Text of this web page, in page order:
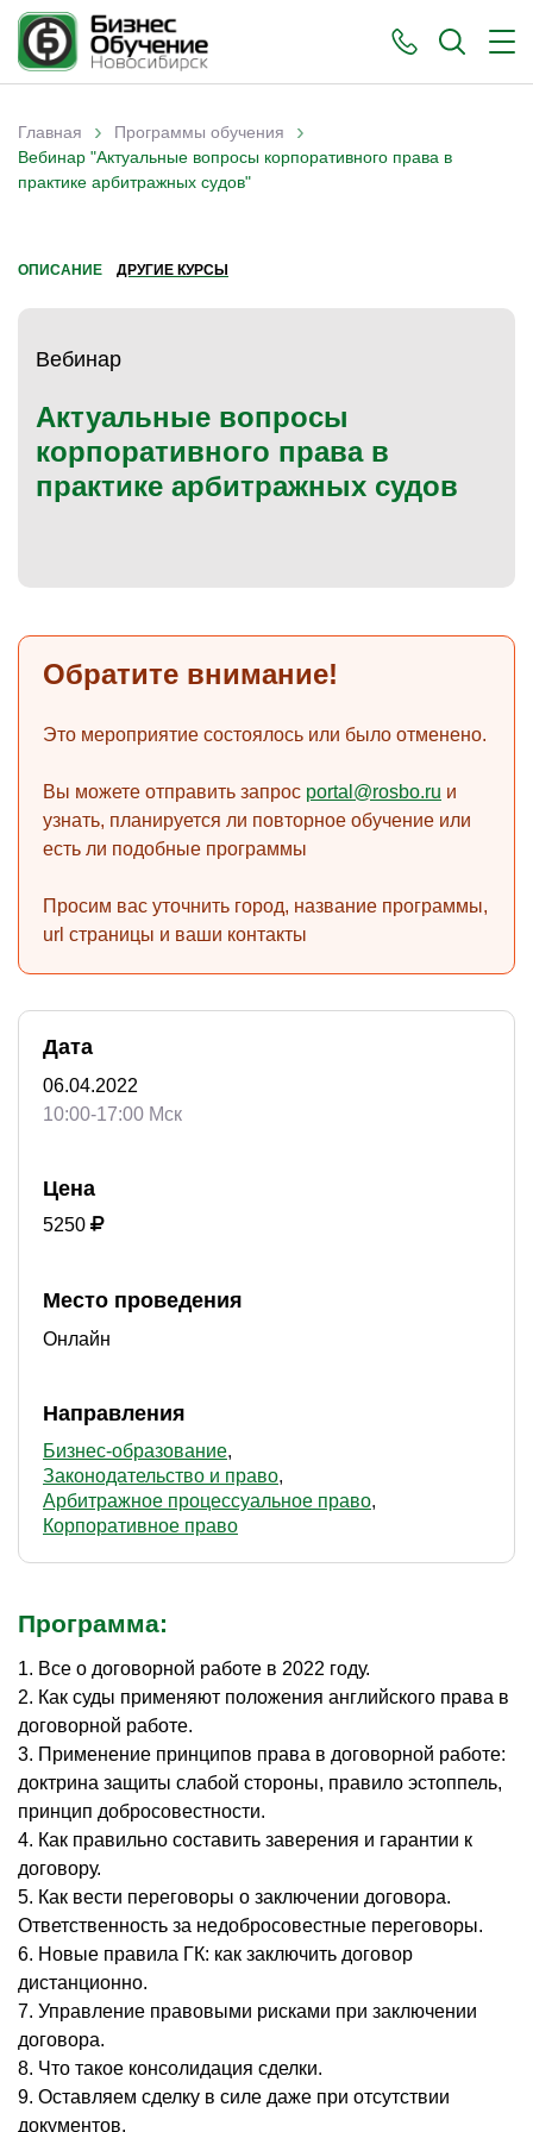
Вы здесь
Главная › Программы обучения ›
Вебинар "Актуальные вопросы корпоративного права в
практике арбитражных судов"
ОПИСАНИЕ ДРУГИЕ КУРСЫ
Вебинар
Актуальные вопросы
корпоративного права в
практике арбитражных судов
Обратите внимание!
Это мероприятие состоялось или было отменено.
Вы можете отправить запрос portal@rosbo.ru и
узнать, планируется ли повторное обучение или
есть ли подобные программы
Просим вас уточнить город, название программы,
url страницы и ваши контакты
Дата
06.04.2022
10:00-17:00 Мск
Цена
5250
Место проведения
Онлайн
Направления
Бизнес-образование
Законодательство и право
Арбитражное процессуальное право
Корпоративное право
Программа:
1. Все о договорной работе в 2022 году.
2. Как суды применяют положения английского права в
договорной работе.
3. Применение принципов права в договорной работе:
доктрина защиты слабой стороны, правило эстоппель,
принцип добросовестности.
4. Как правильно составить заверения и гарантии к
договору.
5. Как вести переговоры о заключении договора.
Ответственность за недобросовестные переговоры.
6. Новые правила ГК: как заключить договор
дистанционно.
7. Управление правовыми рисками при заключении
договора.
8. Что такое консолидация сделки.
9. Оставляем сделку в силе даже при отсутствии
документов.